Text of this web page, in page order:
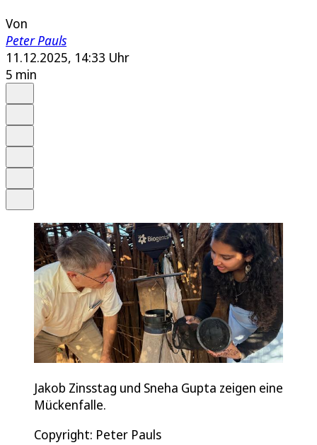
Von
Peter Pauls
11.12.2025, 14:33 Uhr
5 min
Jakob Zinsstag und Sneha Gupta zeigen eine
Mückenfalle.
Copyright: Peter Pauls